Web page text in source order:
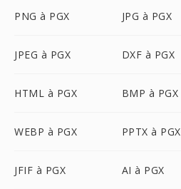
PNG à PGX JPG à PGX
JPEG à PGX DXF à PGX
HTML à PGX BMP à PGX
WEBP à PGX PPTX à PGX
JFIF à PGX AI à PGX